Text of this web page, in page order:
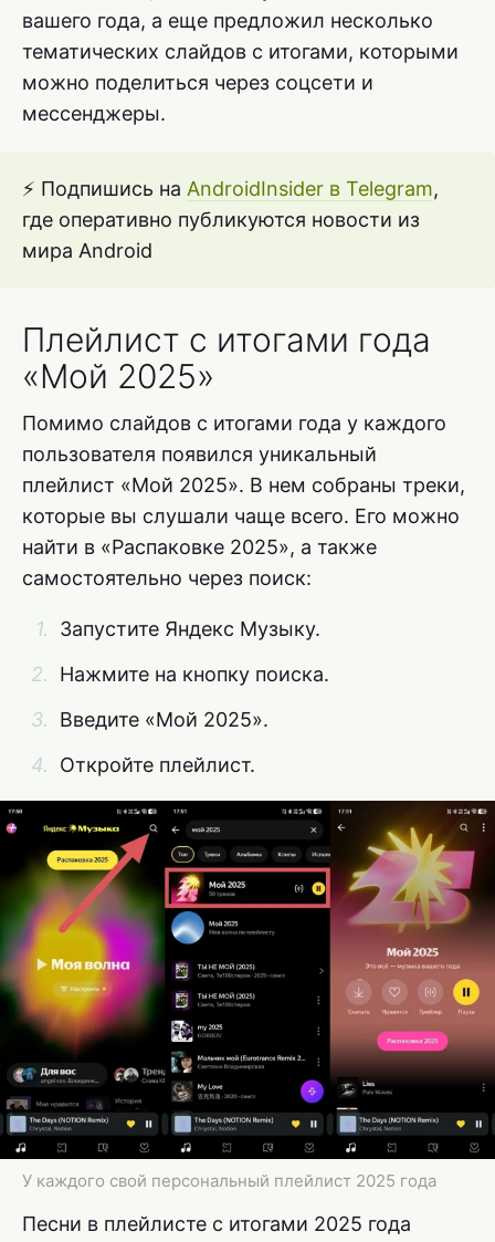
вашего года, а еще предложил несколько
тематических слайдов с итогами, которыми
можно поделиться через соцсети и
мессенджеры.
⚡ Подпишись на AndroidInsider в Telegram,
где оперативно публикуются новости из
мира Android
Плейлист с итогами года
«Мой 2025»
Помимо слайдов с итогами года у каждого
пользователя появился уникальный
плейлист «Мой 2025». В нем собраны треки,
которые вы слушали чаще всего. Его можно
найти в «Распаковке 2025», а также
самостоятельно через поиск:
Запустите Яндекс Музыку.
Нажмите на кнопку поиска.
Введите «Мой 2025».
Откройте плейлист.
У каждого свой персональный плейлист 2025 года
Песни в плейлисте с итогами 2025 года